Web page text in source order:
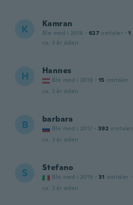
K Kamran
Ble med i 2016 · 627 omtaler · 1
ca. 3 år siden
H Hannes
Ble med i 2019 · 15 omtaler
ca. 3 år siden
B barbara
Ble med i 2017 · 392 omtaler
ca. 3 år siden
S Stefano
Ble med i 2019 · 31 omtaler ·
ca. 3 år siden